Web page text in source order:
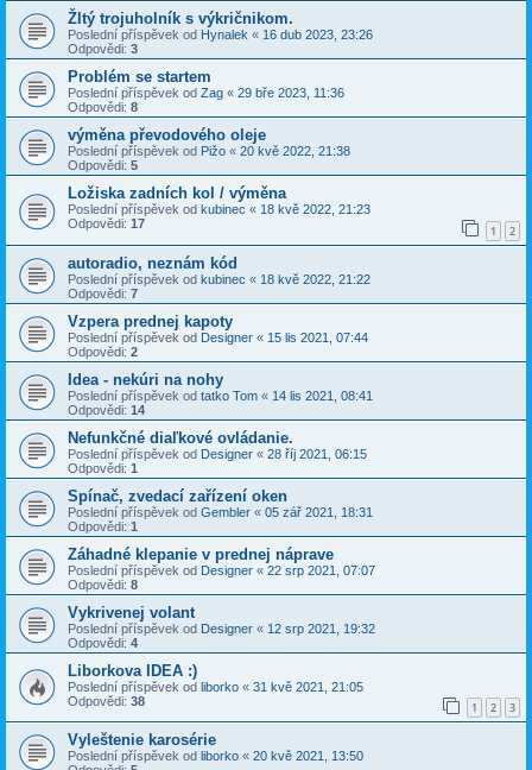
Žltý trojuholník s výkričnikom.
Poslední příspěvek od Hynalek « 16 dub 2023, 23:26
Odpovědi: 3
Problém se startem
Poslední příspěvek od Zag « 29 bře 2023, 11:36
Odpovědi: 8
výměna převodového oleje
Poslední příspěvek od Pižo « 20 kvě 2022, 21:38
Odpovědi: 5
Ložiska zadních kol / výměna
Poslední příspěvek od kubinec « 18 kvě 2022, 21:23
Odpovědi: 17 1 2
autoradio, neznám kód
Poslední příspěvek od kubinec « 18 kvě 2022, 21:22
Odpovědi: 7
Vzpera prednej kapoty
Poslední příspěvek od Designer « 15 lis 2021, 07:44
Odpovědi: 2
Idea - nekúri na nohy
Poslední příspěvek od tatko Tom « 14 lis 2021, 08:41
Odpovědi: 14
Nefunkčné diaľkové ovládanie.
Poslední příspěvek od Designer « 28 říj 2021, 06:15
Odpovědi: 1
Spínač, zvedací zařízení oken
Poslední příspěvek od Gembler « 05 zář 2021, 18:31
Odpovědi: 1
Záhadné klepanie v prednej náprave
Poslední příspěvek od Designer « 22 srp 2021, 07:07
Odpovědi: 8
Vykrivenej volant
Poslední příspěvek od Designer « 12 srp 2021, 19:32
Odpovědi: 4
Liborkova IDEA :)
Poslední příspěvek od liborko « 31 kvě 2021, 21:05
Odpovědi: 38 1 2 3
Vyleštenie karosérie
Poslední příspěvek od liborko « 20 kvě 2021, 13:50